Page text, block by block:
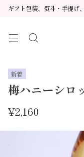
ギフト包装、熨斗・手提げ
新着
梅ハニーシロ
通
常
¥2,160